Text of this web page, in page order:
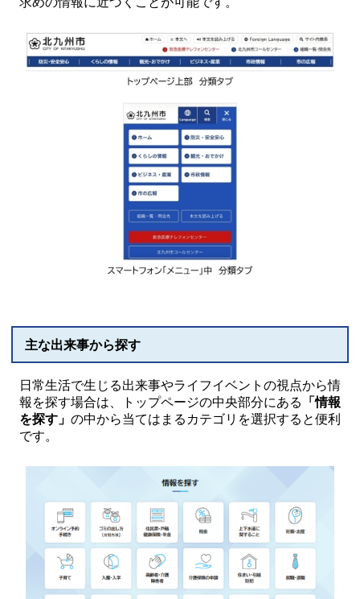
主な出来事から探す
日常生活で生じる出来事やライフイベントの視点から情
報を探す場合は、トップページの中央部分にある
「情報
を探す」 の中から当てはまるカテゴリを選択すると便利
です。